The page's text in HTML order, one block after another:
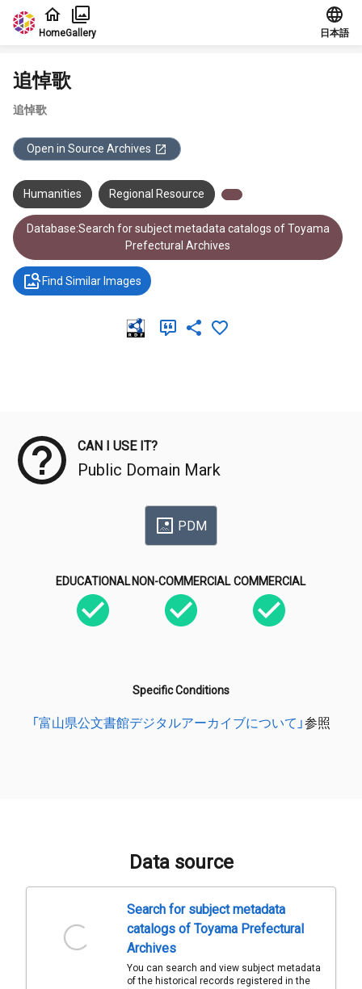
Jump to main content
HomeGallery 日本語
追悼歌
追悼歌
Open in Source Archives
Humanities Regional Resource
Database:Search for subject metadata catalogs of Toyama
Prefectural Archives
Find Similar Images
CAN I USE IT?
Public Domain Mark
PDM
EDUCATIONAL NON-COMMERCIAL COMMERCIAL
Specific Conditions
「富山県公文書館デジタルアーカイブについて」参照
Data source
Search for subject metadata
catalogs of Toyama Prefectural
Archives
You can search and view subject metadata
of the historical records registered in the